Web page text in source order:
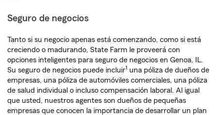
Seguro de negocios
Tanto si su negocio apenas está comenzando, como si está
creciendo o madurando, State Farm le proveerá con
opciones inteligentes para seguro de negocios en Genoa, IL.
Su seguro de negocios puede incluir1 una póliza de dueños de
empresas, una póliza de automóviles comerciales, una póliza
de salud individual o incluso compensación laboral. Al igual
que usted, nuestros agentes son dueños de pequeñas
empresas que conocen la importancia de desarrollar un plan